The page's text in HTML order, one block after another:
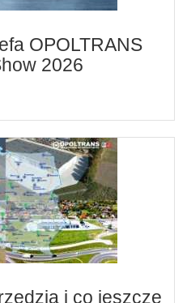
OPOLTRANS
2026
i co jeszcze